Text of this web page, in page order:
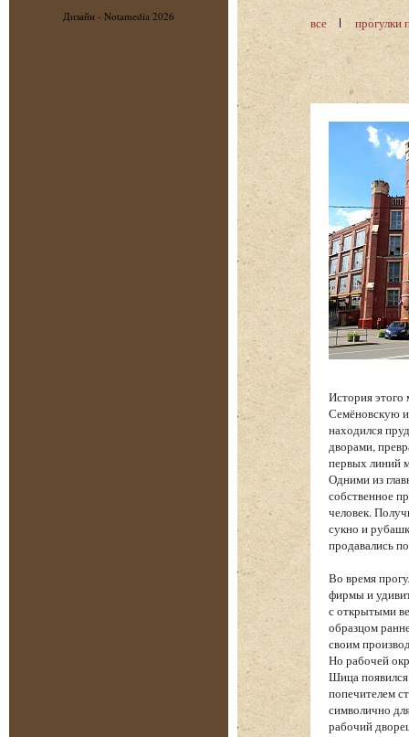
Дизайн - Notamedia 2026 все прогулки
История этого
Семёновскую
находился
дворами,
первых линий
Одними из
собственное
человек.
сукно и
продавались
Во время
фирмы и
с открытыми
образцом
своим
Но рабочей
Шица
попечителем
символично
рабочий